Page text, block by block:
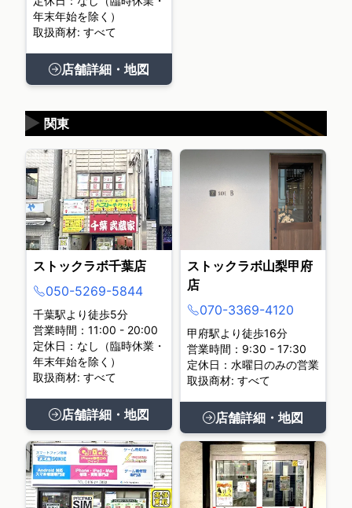
年末年始を除く）
取扱商材: すべて
店舗詳細・地図
関東
▶
ストックラボ千葉店
050-5269-5844
千葉駅より徒歩5分
営業時間：11:00 - 20:00
定休日：なし（臨時休業・
年末年始を除く）
取扱商材: すべて
店舗詳細・地図
ストックラボ山梨甲府
店
070-3369-4120
甲府駅より徒歩16分
営業時間：9:30 - 17:30
定休日：水曜日のみの営業
取扱商材: すべて
店舗詳細・地図